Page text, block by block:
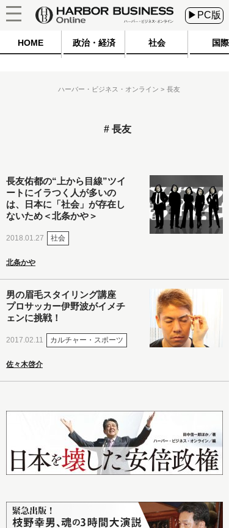
▶PC版
HOME 政治・経済 社会 国際
ハーバー・ビジネス・オンライン 長友
長友
長友佑都の“上から目線”ツイ
ートにイラつく人が多いの
は、日本に「社会」が存在し
ないため＜北条かや＞
2018.01.27 社会
北条かや
男の眉毛スタイリング講座
プロサッカー伊野波がイメチ
ェンに挑戦！
2017.02.11 カルチャー・スポーツ
佐々木啓介